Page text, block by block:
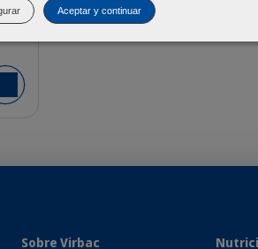
al carrito
Sobre Virbac
Aceptar y continuar